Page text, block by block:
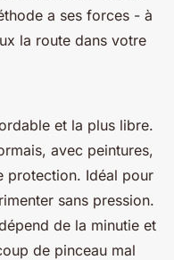
a ses forces - à
la route dans votre
et la plus libre.
avec peintures,
protection. Idéal pour
sans pression.
de la minutie et
de pinceau mal